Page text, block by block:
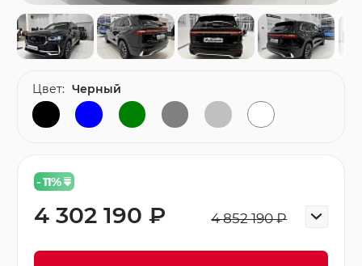
- 11%
4 852 190 ₽
4 302 190 ₽
Цвет: Черный